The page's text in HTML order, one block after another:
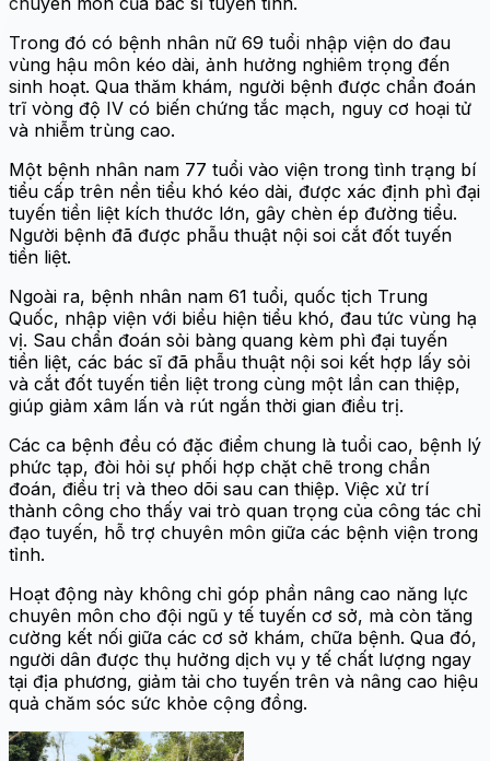
Trong đó có bệnh nhân nữ 69 tuổi nhập viện do đau
vùng hậu môn kéo dài, ảnh hưởng nghiêm trọng đến
sinh hoạt. Qua thăm khám, người bệnh được chẩn đoán
trĩ vòng độ IV có biến chứng tắc mạch, nguy cơ hoại tử
và nhiễm trùng cao.
Một bệnh nhân nam 77 tuổi vào viện trong tình trạng bí
tiểu cấp trên nền tiểu khó kéo dài, được xác định phì đại
tuyến tiền liệt kích thước lớn, gây chèn ép đường tiểu.
Người bệnh đã được phẫu thuật nội soi cắt đốt tuyến
tiền liệt.
Ngoài ra, bệnh nhân nam 61 tuổi, quốc tịch Trung
Quốc, nhập viện với biểu hiện tiểu khó, đau tức vùng hạ
vị. Sau chẩn đoán sỏi bàng quang kèm phì đại tuyến
tiền liệt, các bác sĩ đã phẫu thuật nội soi kết hợp lấy sỏi
và cắt đốt tuyến tiền liệt trong cùng một lần can thiệp,
giúp giảm xâm lấn và rút ngắn thời gian điều trị.
Các ca bệnh đều có đặc điểm chung là tuổi cao, bệnh lý
phức tạp, đòi hỏi sự phối hợp chặt chẽ trong chẩn
đoán, điều trị và theo dõi sau can thiệp. Việc xử trí
thành công cho thấy vai trò quan trọng của công tác chỉ
đạo tuyến, hỗ trợ chuyên môn giữa các bệnh viện trong
tỉnh.
Hoạt động này không chỉ góp phần nâng cao năng lực
chuyên môn cho đội ngũ y tế tuyến cơ sở, mà còn tăng
cường kết nối giữa các cơ sở khám, chữa bệnh. Qua đó,
người dân được thụ hưởng dịch vụ y tế chất lượng ngay
tại địa phương, giảm tải cho tuyến trên và nâng cao hiệu
quả chăm sóc sức khỏe cộng đồng.